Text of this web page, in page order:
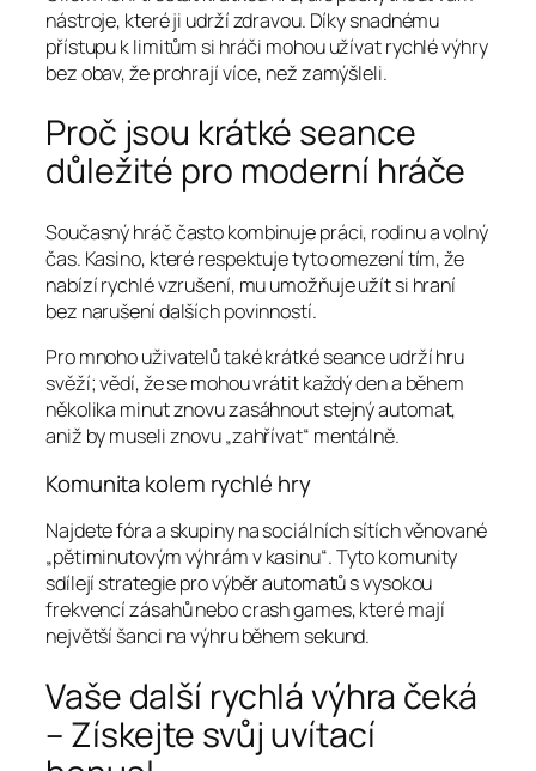
nástroje, které ji udrží zdravou. Díky snadnému
přístupu k limitům si hráči mohou užívat rychlé výhry
bez obav, že prohrají více, než zamýšleli.
Proč jsou krátké seance
důležité pro moderní hráče
Současný hráč často kombinuje práci, rodinu a volný
čas. Kasino, které respektuje tyto omezení tím, že
nabízí rychlé vzrušení, mu umožňuje užít si hraní
bez narušení dalších povinností.
Pro mnoho uživatelů také krátké seance udrží hru
svěží; vědí, že se mohou vrátit každý den a během
několika minut znovu zasáhnout stejný automat,
aniž by museli znovu „zahřívat“ mentálně.
Komunita kolem rychlé hry
Najdete fóra a skupiny na sociálních sítích věnované
„pětiminutovým výhrám v kasinu“. Tyto komunity
sdílejí strategie pro výběr automatů s vysokou
frekvencí zásahů nebo crash games, které mají
největší šanci na výhru během sekund.
Vaše další rychlá výhra čeká
– Získejte svůj uvítací